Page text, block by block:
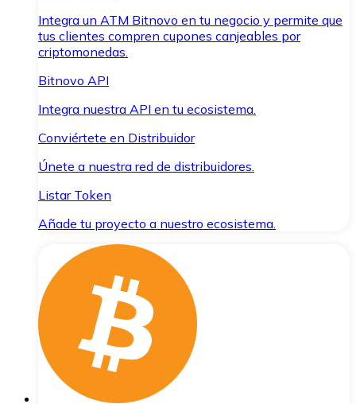
Integra un ATM Bitnovo en tu negocio y permite que
tus clientes compren cupones canjeables por
criptomonedas.
Bitnovo API
Integra nuestra API en tu ecosistema.
Conviértete en Distribuidor
Únete a nuestra red de distribuidores.
Listar Token
Añade tu proyecto a nuestro ecosistema.